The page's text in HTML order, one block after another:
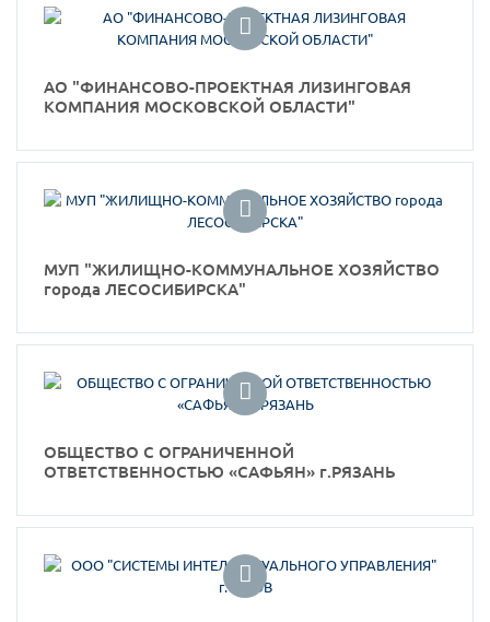
АО "ФИНАНСОВО-ПРОЕКТНАЯ ЛИЗИНГОВАЯ
КОМПАНИЯ МОСКОВСКОЙ ОБЛАСТИ"
МУП "ЖИЛИЩНО-КОММУНАЛЬНОЕ ХОЗЯЙСТВО
города ЛЕСОСИБИРСКА"
ОБЩЕСТВО С ОГРАНИЧЕННОЙ
ОТВЕТСТВЕННОСТЬЮ «САФЬЯН» г.РЯЗАНЬ